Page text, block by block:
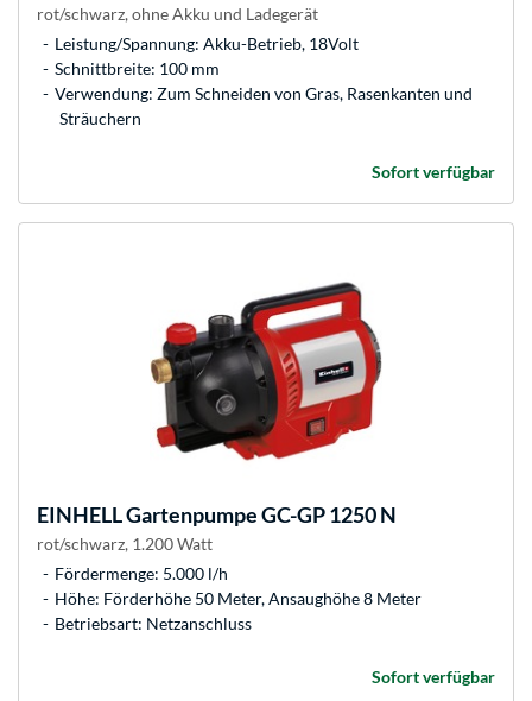
rot/schwarz, ohne Akku und Ladegerät
Leistung/Spannung: Akku-Betrieb, 18Volt
Schnittbreite: 100 mm
Verwendung: Zum Schneiden von Gras, Rasenkanten und
Sträuchern
Sofort verfügbar
EINHELLGartenpumpe GC-GP 1250 N
rot/schwarz, 1.200 Watt
Fördermenge: 5.000 l/h
Höhe: Förderhöhe 50 Meter, Ansaughöhe 8 Meter
Betriebsart: Netzanschluss
Sofort verfügbar